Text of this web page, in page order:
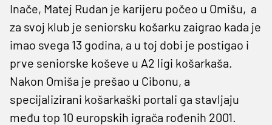
Inače, Matej Rudan je karijeru počeo u Omišu, a
za svoj klub je seniorsku košarku zaigrao kada je
imao svega 13 godina, a u toj dobi je postigao i
prve seniorske koševe u A2 ligi košarkaša.
Nakon Omiša je prešao u Cibonu, a
specijalizirani košarkaški portali ga stavljaju
među top 10 europskih igrača rođenih 2001.